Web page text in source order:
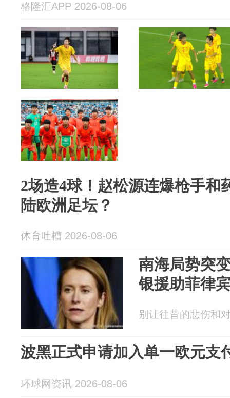
格隆汇APP 2026-08-06
2场造4球！赵松源连爆枪手和
陆欧洲足坛？
体育吐槽 2026-08-06
南海局势突
银援助菲律
别让往昔的悲伤和
波黑正式申请加入单一欧元支
环球网资讯 2026-08-06